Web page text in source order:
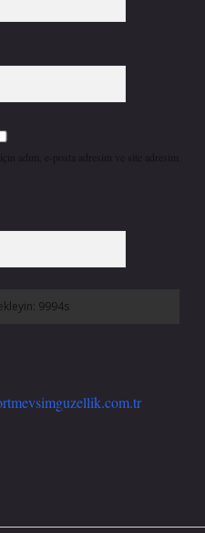
adım, e-posta adresim ve site adresim